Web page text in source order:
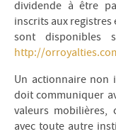
dividende à être
inscrits aux registres
sont
http://
Un actionnaire non
doit communiquer
valeurs mobilières,
avec toute autre